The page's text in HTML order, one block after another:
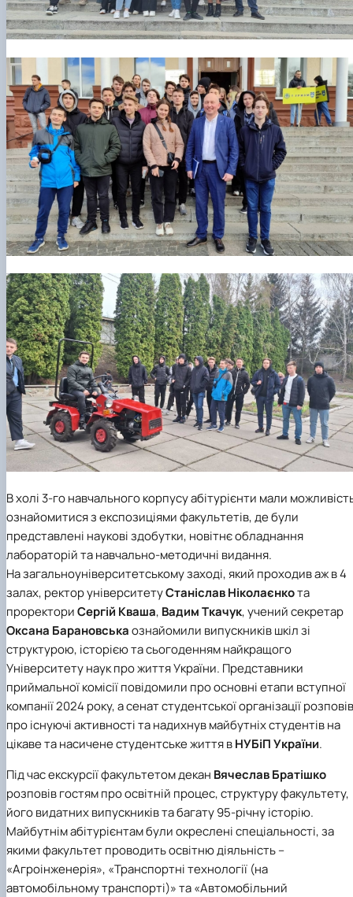
В холі 3-го навчального корпусу абітурієнти мали
ознайомитися з експозиціями факультетів, де були
представлені наукові здобутки, новітнє обладнання
лабораторій та навчально-методичні видання.
На загальноуніверситетському заході, який проходив аж в 4
залах, ректор університетуСтаніслав Ніколаєнкота
проректориСергій Кваша, Вадим Ткачук, учений секретар
Оксана Барановськаознайомили випускників шкіл зі
структурою, історією та сьогоденням найкращого
Університету наук про життя України. Представники
приймальної комісії повідомили про основні етапи вступної
компанії 2024 року, а сенат студентської організації розповів
про існуючі активності та надихнув майбутніх студентів на
цікаве та насичене студентське життя вНУБіП України.
Під час екскурсії факультетом декан Вячеслав Братішко
розповів гостям про освітній процес, структуру факультету,
його видатних випускників та багату 95-річну історію.
Майбутнім абітурієнтам були окреслені спеціальності, за
якими факультет проводить освітню діяльність –
«Агроінженерія», «Транспортні технології (на
автомобільному транспорті)»та«Автомобільний